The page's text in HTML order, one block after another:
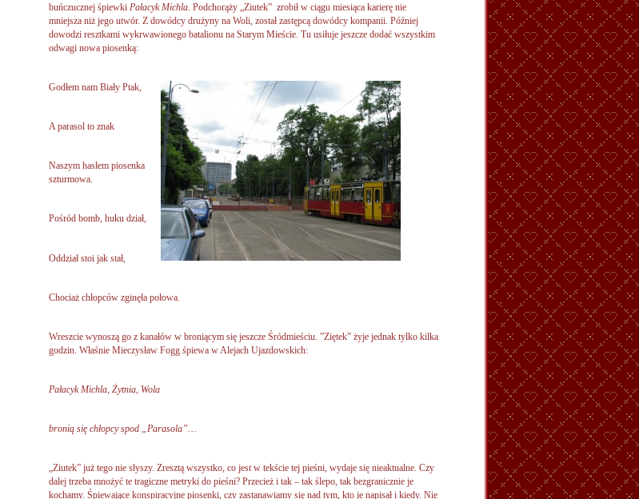
buńczucznej śpiewki Pałacyk Michla. Podchorąży „Ziutek” zrobił w ciągu miesiąca karierę nie
mniejsza niż jego utwór. Z dowódcy drużyny na Woli, został zastępcą dowódcy kompanii. Później
dowodzi resztkami wykrwawionego batalionu na Starym Mieście. Tu usiłuje jeszcze dodać wszystkim
odwagi nowa piosenką:
Godłem nam Biały Ptak,
A parasol to znak
Naszym hasłem piosenka
szturmowa.
Pośród bomb, huku dział,
Oddział stoi jak stał,
Chociaż chłopców zginęła połowa.
Wreszcie wynoszą go z kanałów w broniącym się jeszcze Śródmieściu. ”Ziętek” żyje jednak tylko kilka
godzin. Właśnie Mieczysław Fogg śpiewa w Alejach Ujazdowskich:
Pałacyk Michla, Żytnia, Wola
bronią się chłopcy spod „Parasola”…
„Ziutek” już tego nie słyszy. Zresztą wszystko, co jest w tekście tej pieśni, wydaje się nieaktualne. Czy
dalej trzeba mnożyć te tragiczne metryki do pieśni? Przecież i tak – tak ślepo, tak bezgranicznie je
kochamy. Śpiewające konspiracyjne piosenki, czy zastanawiamy się nad tym, kto je napisał i kiedy. Nie